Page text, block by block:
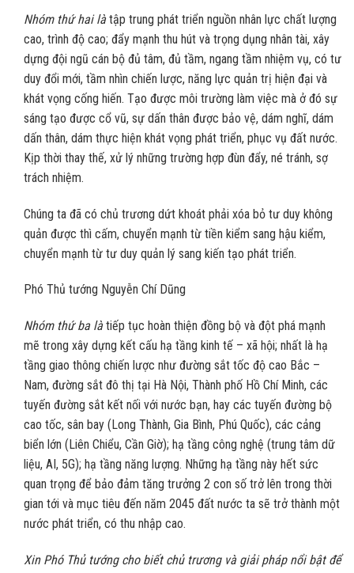
Nhóm thứ hai làtập trung phát triển nguồn nhân lực chất lượng
cao, trình độ cao; đẩy mạnh thu hút và trọng dụng nhân tài, xây
dựng đội ngũ cán bộ đủ tâm, đủ tầm, ngang tầm nhiệm vụ, có tư
duy đổi mới, tầm nhìn chiến lược, năng lực quản trị hiện đại và
khát vọng cống hiến. Tạo được môi trường làm việc mà ở đó sự
sáng tạo được cổ vũ, sự dấn thân được bảo vệ, dám nghĩ, dám
dấn thân, dám thực hiện khát vọng phát triển, phục vụ đất nước.
Kịp thời thay thế, xử lý những trường hợp đùn đẩy, né tránh, sợ
trách nhiệm.
Chúng ta đã có chủ trương dứt khoát phải xóa bỏ tư duy không
quản được thì cấm, chuyển mạnh từ tiền kiểm sang hậu kiểm,
chuyển mạnh từ tư duy quản lý sang kiến tạo phát triển.
Phó Thủ tướng Nguyễn Chí Dũng
Nhóm thứ ba làtiếp tục hoàn thiện đồng bộ và đột phá mạnh
mẽ trong xây dựng kết cấu hạ tầng kinh tế – xã hội; nhất là hạ
tầng giao thông chiến lược như đường sắt tốc độ cao Bắc –
Nam, đường sắt đô thị tại Hà Nội, Thành phố Hồ Chí Minh, các
tuyến đường sắt kết nối với nước bạn, hay các tuyến đường bộ
cao tốc, sân bay (Long Thành, Gia Bình, Phú Quốc), các cảng
biển lớn (Liên Chiểu, Cần Giờ); hạ tầng công nghệ (trung tâm dữ
liệu, AI, 5G); hạ tầng năng lượng. Những hạ tầng này hết sức
quan trọng để bảo đảm tăng trưởng 2 con số trở lên trong thời
gian tới và mục tiêu đến năm 2045 đất nước ta sẽ trở thành một
nước phát triển, có thu nhập cao.
Xin Phó Thủ tướng cho biết chủ trương và giải pháp nổi bật để